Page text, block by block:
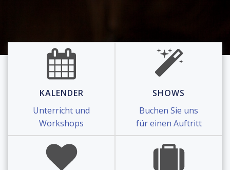
KALENDER
Unterricht und
Workshops
SHOWS
Buchen Sie uns
für einen Auftritt